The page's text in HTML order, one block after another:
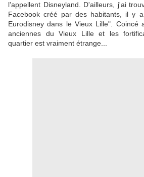
l'appellent Disneyland. D'ailleurs, j'ai
Facebook créé par des habitants, il y
Eurodisney dans le Vieux Lille". Coincé
anciennes du Vieux Lille et les
quartier est vraiment étrange...